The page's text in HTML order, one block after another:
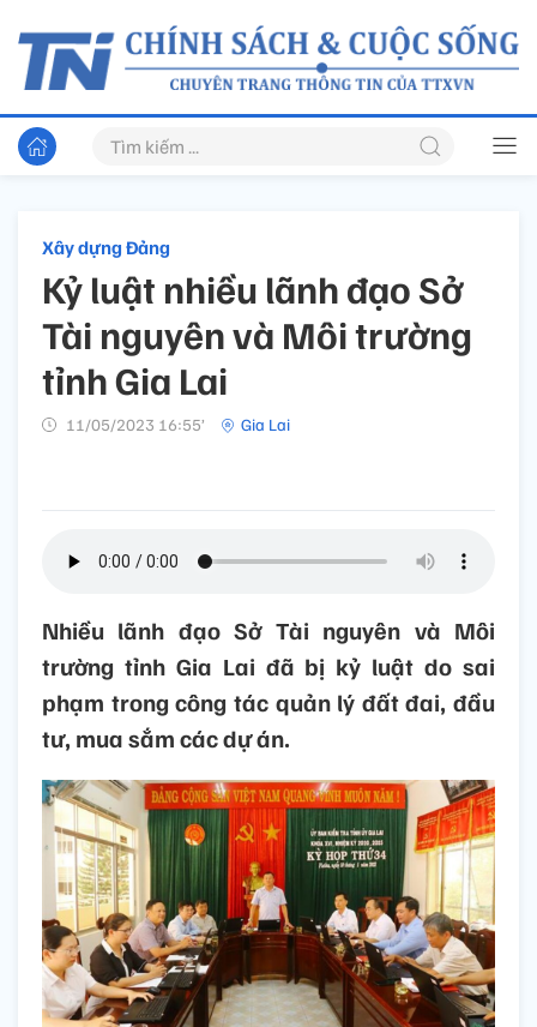
Xây dựng Đảng
Kỷ luật nhiều lãnh đạo Sở
Tài nguyên và Môi trường
tỉnh Gia Lai
11/05/2023 16:55’ Gia Lai
Nhiều lãnh đạo Sở Tài nguyên và Môi
trường tỉnh Gia Lai đã bị kỷ luật do sai
phạm trong công tác quản lý đất đai, đầu
tư, mua sắm các dự án.